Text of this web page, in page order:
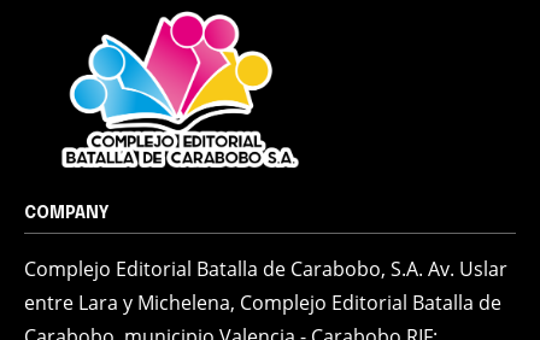
COMPANY
Complejo Editorial Batalla de Carabobo, S.A. Av. Uslar
entre Lara y Michelena, Complejo Editorial Batalla de